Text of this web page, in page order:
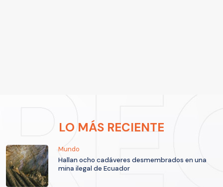
LO MÁS RECIENTE
Mundo
Hallan ocho cadáveres desmembrados en una
mina ilegal de Ecuador